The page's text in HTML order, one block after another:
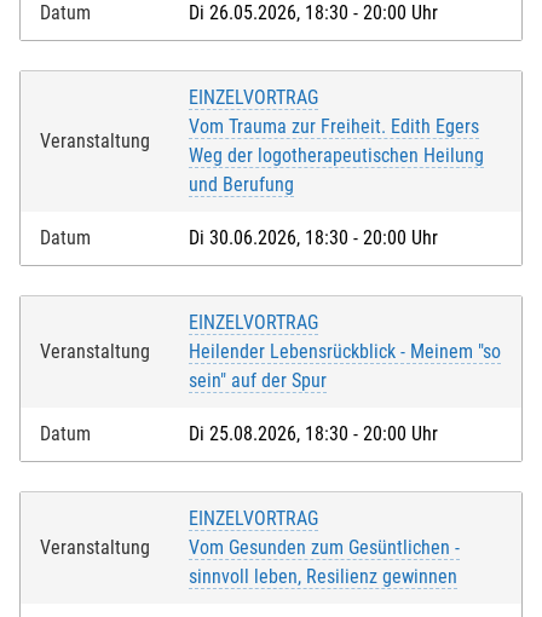
Datum Di 26.05.2026, 18:30 - 20:00 Uhr
Veranstaltung
EINZELVORTRAG
Vom Trauma zur Freiheit. Edith Egers
Weg der logotherapeutischen Heilung
und Berufung
Datum Di 30.06.2026, 18:30 - 20:00 Uhr
Veranstaltung
EINZELVORTRAG
Heilender Lebensrückblick - Meinem "so
sein" auf der Spur
Datum Di 25.08.2026, 18:30 - 20:00 Uhr
Veranstaltung
EINZELVORTRAG
Vom Gesunden zum Gesüntlichen -
sinnvoll leben, Resilienz gewinnen